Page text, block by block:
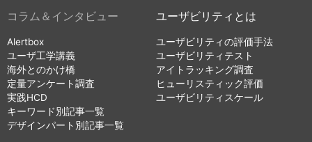
コラム＆インタビュー
Alertbox
ユーザ工学講義
海外とのかけ橋
定量アンケート調査
実践HCD
キーワード別記事一覧
デザインパート別記事一覧
ユーザビリティとは
ユーザビリティの評価手法
ユーザビリティテスト
アイトラッキング調査
ヒューリスティック評価
ユーザビリティスケール